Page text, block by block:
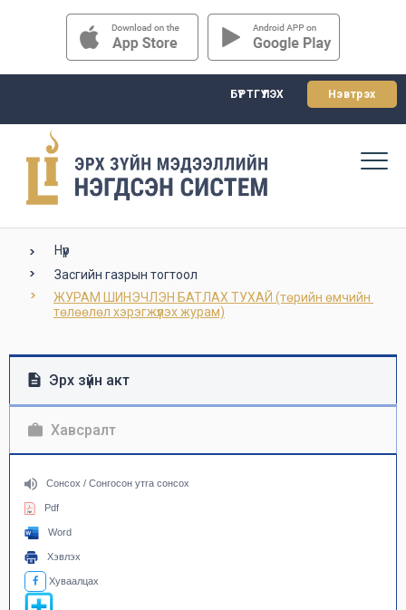
БҮРТГҮҮЛЭХ Нэвтрэх
Нүүр
Засгийн газрын тогтоол
ЖУРАМ ШИНЭЧЛЭН БАТЛАХ ТУХАЙ (төрийн өмчийн
төлөөлөл хэрэгжүүлэх журам)
Эрх зүйн акт
Хавсралт
Сонсох / Сонгосон утга сонсох
Pdf
Word
Хэвлэх
Хуваалцах